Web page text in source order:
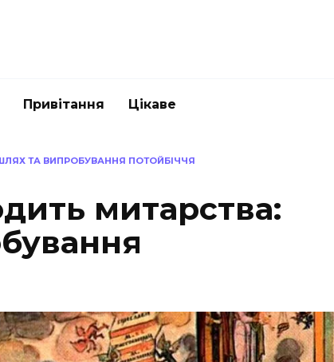
Привітання Цікаве
ТА ВИПРОБУВАННЯ ПОТОЙБІЧЧЯ
митарства: